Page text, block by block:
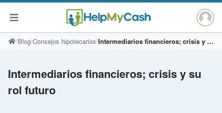
SaltarBlog Consejos hipotecarios Intermediarios financieros; crisis y su rol futuro
Intermediarios financieros; crisis y su
rol futuro